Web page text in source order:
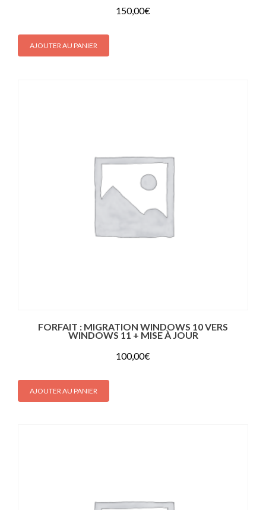
150,00€
AJOUTER AU PANIER
FORFAIT : MIGRATION WINDOWS 10 VERS
WINDOWS 11 + MISE À JOUR
100,00€
AJOUTER AU PANIER